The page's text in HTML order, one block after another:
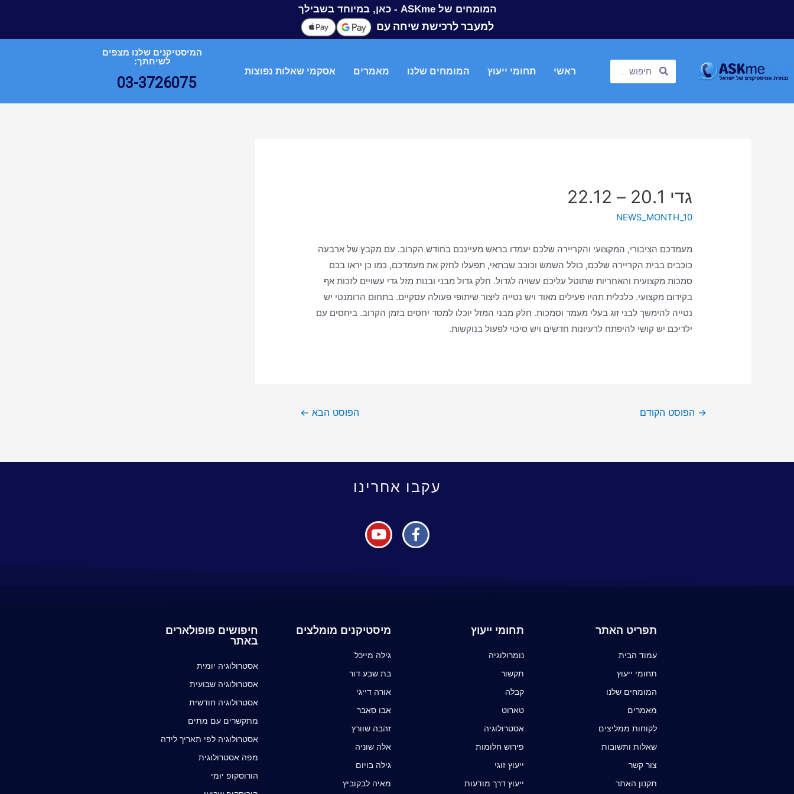
המומחים של ASKme - כאן, במיוחד בשבילך
למעבר לרכישת שיחה עם
ראשי תחומי ייעוץ המומחים שלנו מאמרים אסקמי שאלות נפוצות
המיסטיקנים שלנו מצפים
לשיחתך:
03-3726075
גדי 20.1 – 22.12
NEWS_MONTH_10
מעמדכם הציבורי, המקצועי והקריירה שלכם יעמדו בראש מעיינכם בחודש הקרוב. עם מקבץ של ארבעה
כוכבים בבית הקריירה שלכם, כולל השמש וכוכב שבתאי, תפעלו לחזק את מעמדכם, כמו כן יראו בכם
סמכות מקצועית והאחריות שתוטל עליכם עשויה לגדול. חלק גדול מבני ובנות מזל גדי עשויים לזכות אף
בקידום מקצועי. כלכלית תהיו פעילים מאוד ויש נטייה ליצור שיתופי פעולה עסקיים. בתחום הרומנטי יש
נטייה להימשך לבני זוג בעלי מעמד וסמכות. חלק מבני המזל יוכלו למסד יחסים בזמן הקרוב. ביחסים עם
ילדיכם יש קושי להיפתח לרעיונות חדשים ויש סיכוי לפעול בנוקשות.
→ הפוסט הקודם הפוסט הבא ←
עקבו אחרינו
תפריט האתר
עמוד הבית
תחומי ייעוץ
המומחים שלנו
מאמרים
לקוחות ממליצים
שאלות ותשובות
צור קשר
תקנון האתר
תחומי ייעוץ
נומרולוגיה
תקשור
קבלה
טארוט
אסטרולוגיה
פירוש חלומות
ייעוץ זוגי
ייעוץ דרך מודעות
מיסטיקנים מומלצים
גילה מייכל
בת שבע דור
אורה דייגי
אבו סאבר
זהבה שוורץ
אלה שוניה
גילה בויום
מאיה לבקוביץ
חיפושים פופולארים
באתר
אסטרולוגיה יומית
אסטרולוגיה שבועית
אסטרולוגיה חודשית
מתקשרים עם מתים
אסטרולוגיה לפי תאריך לידה
מפה אסטרולוגית
הורוסקופ יומי